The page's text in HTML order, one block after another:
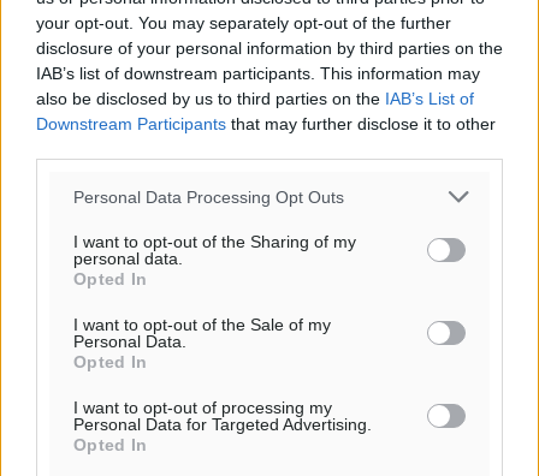
your opt-out. You may separately opt-out of the further
disclosure of your personal information by third parties on the
IAB’s list of downstream participants. This information may
also be disclosed by us to third parties on the IAB’s List of
Downstream Participants that may further disclose it to other
Personal Data Processing Opt Outs
I want to opt-out of the Sharing of my
personal data.
Opted In
I want to opt-out of the Sale of my
Personal Data.
Opted In
I want to opt-out of processing my
Personal Data for Targeted Advertising.
Opted In
ΤΡ
29°
ΤΕ